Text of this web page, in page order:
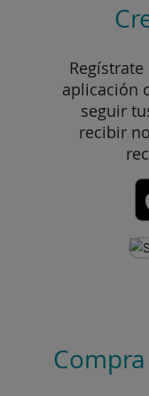
aplicación
seguir
recibir